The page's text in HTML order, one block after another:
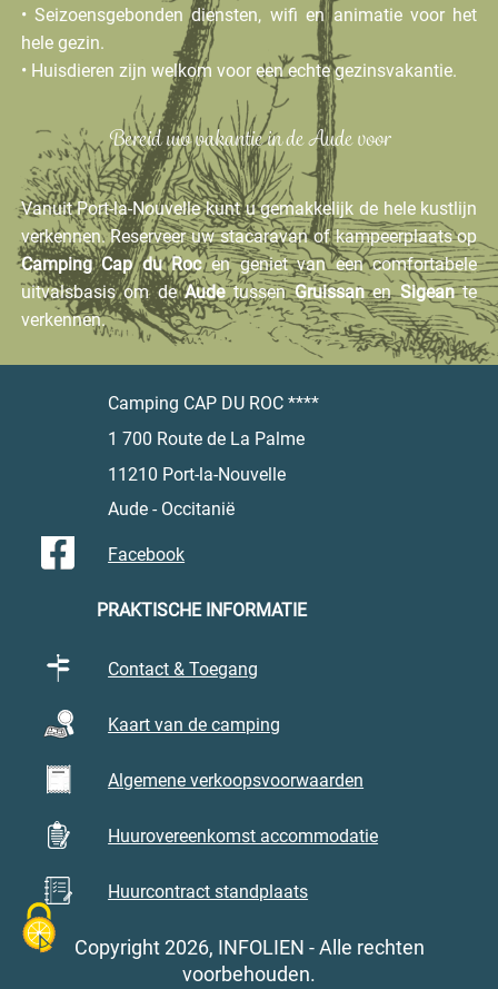
• Seizoensgebonden diensten, wifi en animatie voor het
hele gezin.
• Huisdieren zijn welkom voor een echte gezinsvakantie.
Bereid uw vakantie in de Aude voor
Vanuit Port-la-Nouvelle kunt u gemakkelijk de hele kustlijn
verkennen. Reserveer uw stacaravan of kampeerplaats op
Camping Cap du Rocen geniet van een comfortabele
uitvalsbasis om deAudetussenGruissanenSigeante
verkennen.
Camping CAP DU ROC ****
1 700 Route de La Palme
11210 Port-la-Nouvelle
Aude - Occitanië
Facebook
PRAKTISCHE INFORMATIE
Contact & Toegang
Kaart van de camping
Algemene verkoopsvoorwaarden
Huurovereenkomst accommodatie
Huurcontract standplaats
Copyright 2026, INFOLIEN - Alle rechten
voorbehouden.